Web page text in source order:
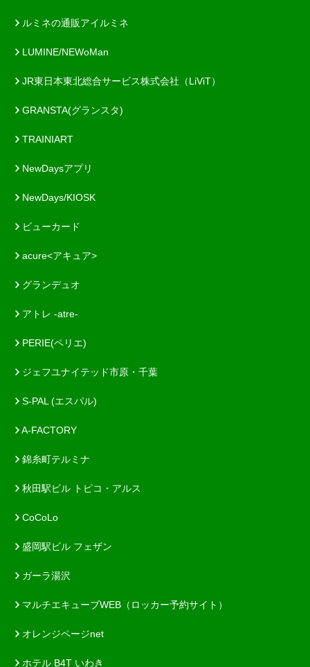
ルミネの通販アイルミネ
LUMINE/NEWoMan
JR東日本東北総合サービス株式会社（LiViT）
GRANSTA(グランスタ)
TRAINIART
NewDaysアプリ
NewDays/KIOSK
ビューカード
acure<アキュア>
グランデュオ
アトレ -atre-
PERIE(ペリエ)
ジェフユナイテッド市原・千葉
S-PAL (エスパル)
A-FACTORY
錦糸町テルミナ
秋田駅ビル トピコ・アルス
CoCoLo
盛岡駅ビル フェザン
ガーラ湯沢
マルチエキューブWEB（ロッカー予約サイト）
オレンジページnet
ホテル B4T いわき